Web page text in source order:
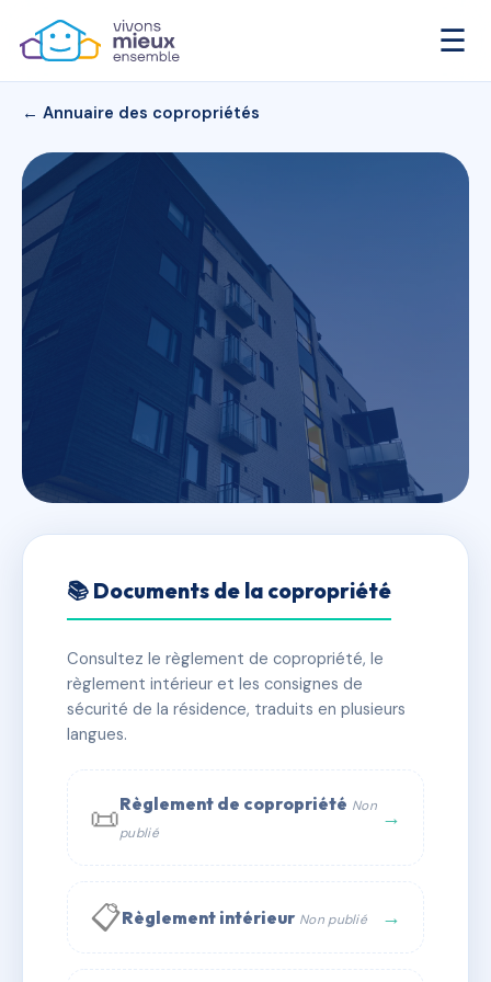
☰
← Annuaire des copropriétés
SDC 45 LAGNY
✓ Immatriculée 🏠 10 lots 🏗 1 bâtiment(s)
📞 Contacter Syndic Digital
📚 Documents de la copropriété
Consultez le règlement de copropriété, le
règlement intérieur et les consignes de
sécurité de la résidence, traduits en plusieurs
langues.
📜Règlement de copropriété Non
publié
→
📋Règlement intérieur Non publié →